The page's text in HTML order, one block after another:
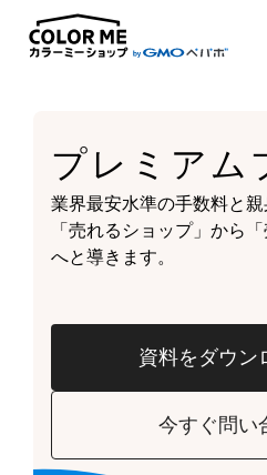
プレミアム
業界最安水準の手数料と親
「売れるショップ」から
へと導きます。
資料をダウン
今すぐ問い